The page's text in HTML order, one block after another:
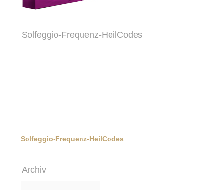
Solfeggio-Frequenz-HeilCodes
Solfeggio-Frequenz-HeilCodes
Archiv